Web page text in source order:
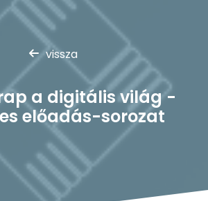
Hírek
Partnerek
Kapcsolat
Keresés
vissza
a digitális világ -
előadás-sorozat